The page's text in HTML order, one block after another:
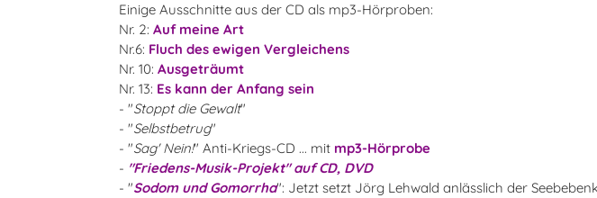
Einige Ausschnitte aus der CD als mp3-Hörproben:
Nr. 2: Auf meine Art
Nr.6: Fluch des ewigen Vergleichens
Nr. 10: Ausgeträumt
Nr. 13: Es kann der Anfang sein
- "Stoppt die Gewalt"
- "Selbstbetrug"
- "Sag' Nein!" Anti-Kriegs-CD ... mit mp3-Hörprobe
- "Friedens-Musik-Projekt" auf CD, DVD
- "Sodom und Gomorrha": Jetzt setzt Jörg Lehwald anlässlich der